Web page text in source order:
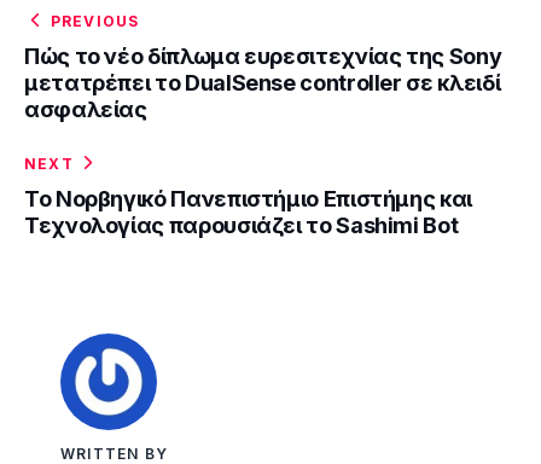
PREVIOUS
Πώς το νέο δίπλωμα ευρεσιτεχνίας της Sony
μετατρέπει το DualSense controller σε κλειδί
ασφαλείας
NEXT
Το Νορβηγικό Πανεπιστήμιο Επιστήμης και
Τεχνολογίας παρουσιάζει το Sashimi Bot
WRITTEN BY